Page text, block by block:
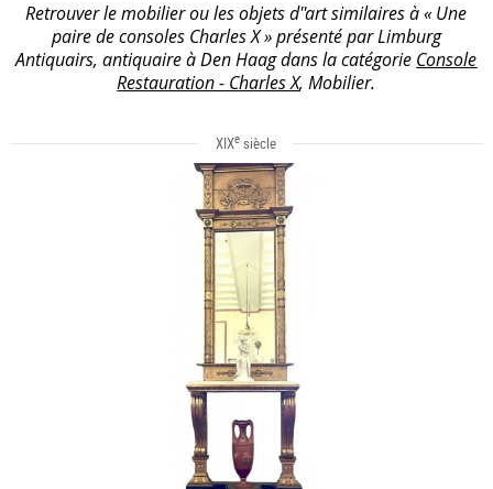
Retrouver le mobilier ou les objets d''art similaires à « Une
paire de consoles Charles X » présenté par Limburg
Antiquairs, antiquaire à Den Haag dans la catégorie Console
Restauration - Charles X, Mobilier.
XIXe siècle